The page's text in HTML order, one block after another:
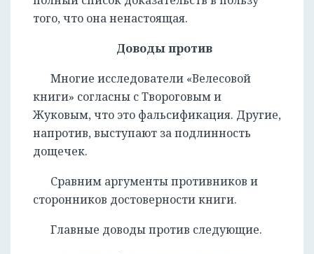
того, что она ненастоящая.
Доводы против
Многие исследователи «Велесовой
книги» согласны с Твороговым и
Жуковым, что это фальсификация. Другие,
напротив, выступают за подлинность
дощечек.
Сравним аргументы противников и
сторонников достоверности книги.
Главные доводы против следующие.